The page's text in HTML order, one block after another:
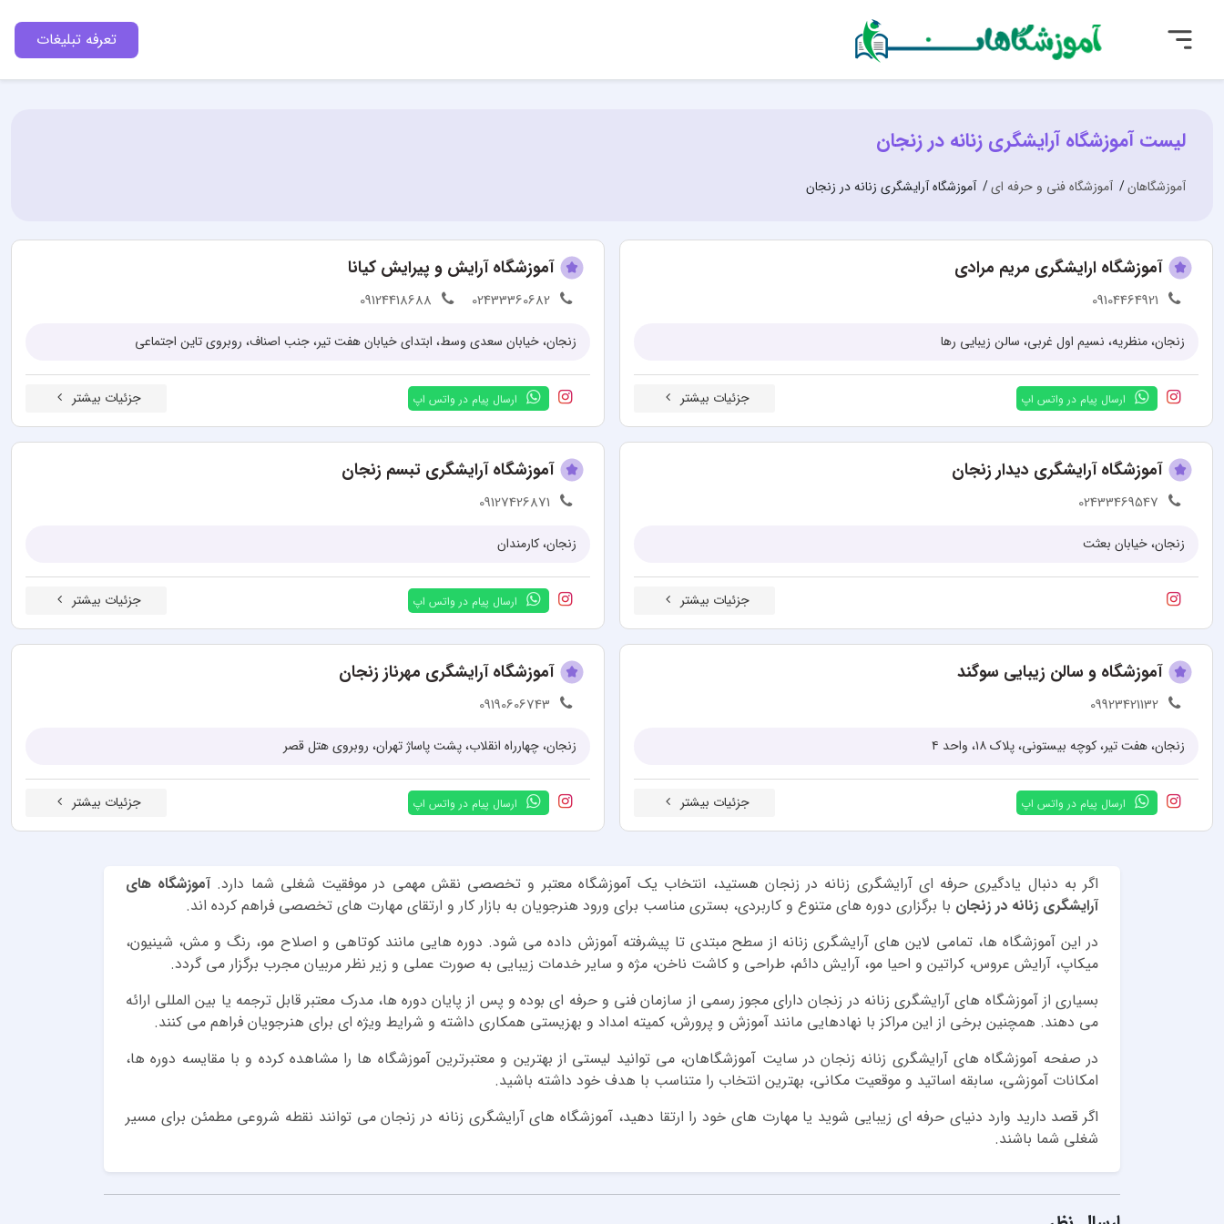
تعرفه تبلیغات
لیست آموزشگاه آرایشگری زنانه در زنجان
آموزشگاهان آموزشگاه فنی و حرفه ای آموزشگاه آرایشگری زنانه در زنجان
آموزشگاه ارایشگری مریم مرادی
09104464921
زنجان، منظریه، نسیم اول غربی، سالن زیبایی رها
ارسال پیام در واتس اپ جزئیات بیشتر
آموزشگاه آرایش و پیرایش کیانا
02433360682
09124418688
زنجان، خیابان سعدی وسط، ابتدای خیابان هفت تیر، جنب اصناف، روبروی تاین اجتماعی
ارسال پیام در واتس اپ جزئیات بیشتر
آموزشگاه آرایشگری دیدار زنجان
02433469547
زنجان، خیابان بعثت
جزئیات بیشتر
آموزشگاه آرایشگری تبسم زنجان
09127426871
زنجان، کارمندان
ارسال پیام در واتس اپ جزئیات بیشتر
آموزشگاه و سالن زیبایی سوگند
09923421132
زنجان، هفت تیر، کوچه بیستونی، پلاک ۱۸، واحد ۴
ارسال پیام در واتس اپ جزئیات بیشتر
آموزشگاه آرایشگری مهرناز زنجان
09190606743
زنجان، چهارراه انقلاب، پشت پاساژ تهران، روبروی هتل قصر
ارسال پیام در واتس اپ جزئیات بیشتر
اگر به دنبال یادگیری حرفه ای آرایشگری زنانه در زنجان هستید، انتخاب یک آموزشگاه معتبر و تخصصی نقش مهمی در موفقیت شغلی شما دارد. آموزشگاه های
آرایشگری زنانه در زنجان با برگزاری دوره های متنوع و کاربردی، بستری مناسب برای ورود هنرجویان به بازار کار و ارتقای مهارت های تخصصی فراهم کرده اند.
در این آموزشگاه ها، تمامی لاین های آرایشگری زنانه از سطح مبتدی تا پیشرفته آموزش داده می شود. دوره هایی مانند کوتاهی و اصلاح مو، رنگ و مش، شینیون،
میکاپ، آرایش عروس، کراتین و احیا مو، آرایش دائم، طراحی و کاشت ناخن، مژه و سایر خدمات زیبایی به صورت عملی و زیر نظر مربیان مجرب برگزار می گردد.
بسیاری از آموزشگاه های آرایشگری زنانه در زنجان دارای مجوز رسمی از سازمان فنی و حرفه ای بوده و پس از پایان دوره ها، مدرک معتبر قابل ترجمه یا بین المللی ارائه
می دهند. همچنین برخی از این مراکز با نهادهایی مانند آموزش و پرورش، کمیته امداد و بهزیستی همکاری داشته و شرایط ویژه ای برای هنرجویان فراهم می کنند.
در صفحه آموزشگاه های آرایشگری زنانه زنجان در سایت آموزشگاهان، می توانید لیستی از بهترین و معتبرترین آموزشگاه ها را مشاهده کرده و با مقایسه دوره ها،
امکانات آموزشی، سابقه اساتید و موقعیت مکانی، بهترین انتخاب را متناسب با هدف خود داشته باشید.
اگر قصد دارید وارد دنیای حرفه ای زیبایی شوید یا مهارت های خود را ارتقا دهید، آموزشگاه های آرایشگری زنانه در زنجان می توانند نقطه شروعی مطمئن برای مسیر
شغلی شما باشند.